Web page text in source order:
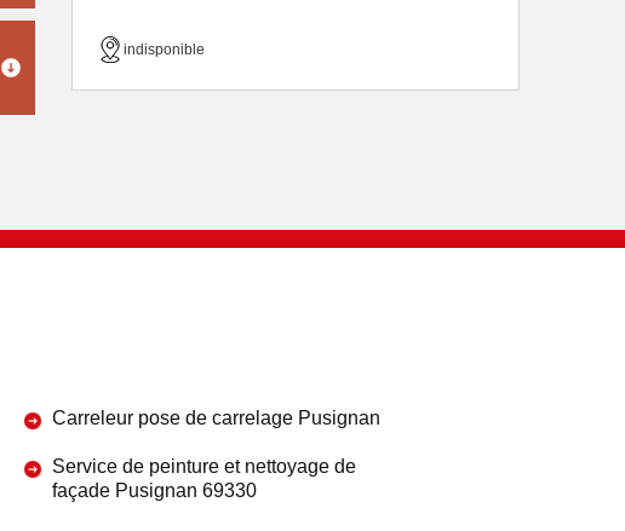
indisponible
Carreleur pose de carrelage Pusignan
Service de peinture et nettoyage de
façade Pusignan 69330